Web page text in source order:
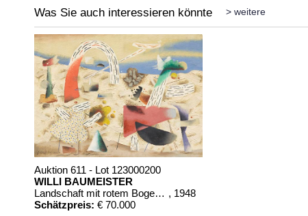
Was Sie auch interessieren könnte > weitere
Auktion 611 - Lot 123000200
WILLI BAUMEISTER
Landschaft mit rotem Bogen (Sommerfest) , 1948
Schätzpreis: € 70.000